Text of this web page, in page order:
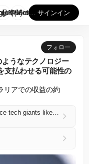
オーストラリアが、GoogleやMetaのようなテクノロジー...
AppStore サインイン
フォロー
うなテクノロジー
支払わせる可能性の
リアでの収益の約
Australia unveils laws that could force tech giants like Google and Meta to pay for news